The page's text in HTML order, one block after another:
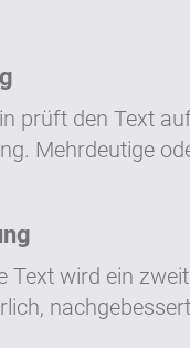
prüft den Text
Mehrdeutige
Text wird ein